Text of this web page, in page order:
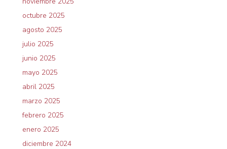
octubre 2025
agosto 2025
julio 2025
junio 2025
mayo 2025
abril 2025
marzo 2025
febrero 2025
enero 2025
diciembre 2024